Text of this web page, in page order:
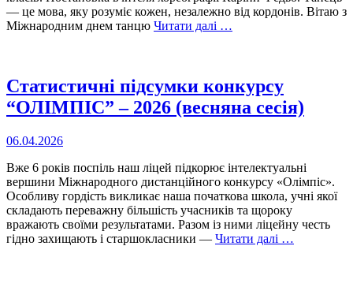
— це мова, яку розуміє кожен, незалежно від кордонів. Вітаю з
Міжнародним днем танцю Читати далі …
Статистичні підсумки конкурсу
“ОЛІМПІС” – 2026 (весняна сесія)
06.04.2026
Вже 6 років поспіль наш ліцей підкорює інтелектуальні
вершини Міжнародного дистанційного конкурсу «Олімпіс».
Особливу гордість викликає наша початкова школа, учні якої
складають переважну більшість учасників та щороку
вражають своїми результатами. Разом із ними ліцейну честь
гідно захищають і старшокласники — Читати далі …